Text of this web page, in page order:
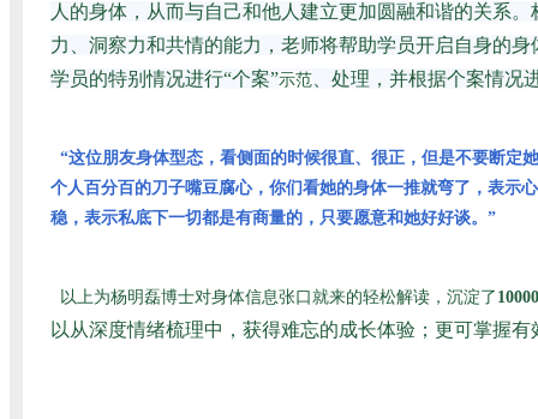
人的身体，从而与自己和他人建立更加圆融和谐的关系
力、洞察力和共情的能力，老师将帮助学员开启自身的
学员的特别情况进行“个案”示范 、处理，并根据个案情况
“这位朋友身体型态，看侧面的时候很直、很正，但是不要断定
个人百分百的刀子嘴豆腐心，你们看她的身体一推就弯了，表示
稳，表示私底下一切都是有商量的，只要愿意和她好好谈。”
以上为杨明磊博士对身体信息张口就来的轻松解读，沉淀了 10000
以从深度情绪梳理中，获得难忘的成长体验；更可掌握